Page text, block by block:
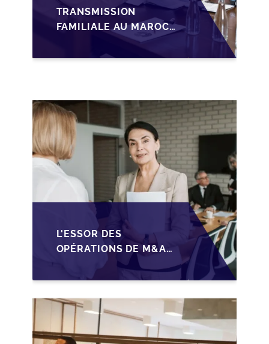
TRANSMISSION
FAMILIALE AU MAROC :
GOUVERNANCE POUR
L'ESSOR DES
OPÉRATIONS DE M&A
MID-MARKET AU
MAROC EN 2026 :
DÉFIS POUR LES PME